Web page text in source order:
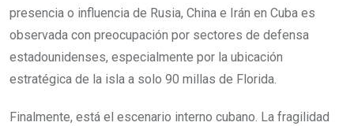
presencia o influencia de Rusia, China e Irán en Cuba es
observada con preocupación por sectores de defensa
estadounidenses, especialmente por la ubicación
estratégica de la isla a solo 90 millas de Florida.
Finalmente, está el escenario interno cubano. La fragilidad